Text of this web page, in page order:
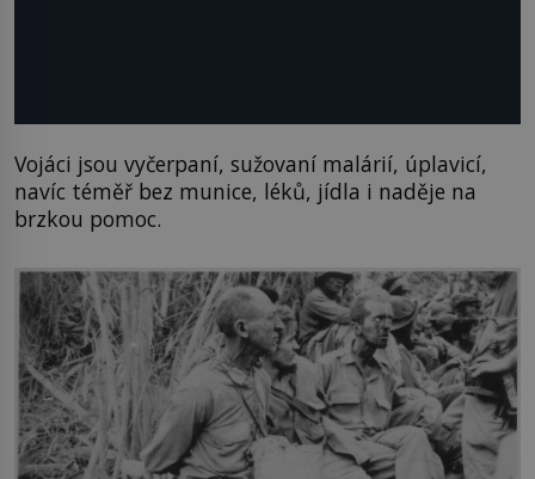
Vojáci jsou vyčerpaní, sužovaní malárií, úplavicí,
navíc téměř bez munice, léků, jídla i naděje na
brzkou pomoc.